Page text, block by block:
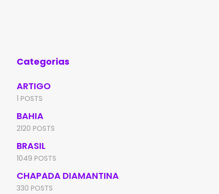
Categorias
ARTIGO
1 POSTS
BAHIA
2120 POSTS
BRASIL
1049 POSTS
CHAPADA DIAMANTINA
330 POSTS